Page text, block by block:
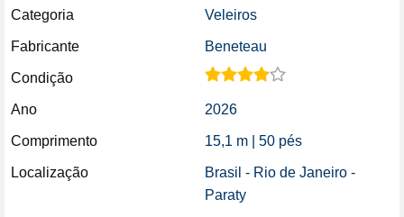
Categoria Veleiros
Fabricante Beneteau
Condição
Ano 2026
Comprimento 15,1 m | 50 pés
Localização
Brasil - Rio de Janeiro -
Paraty